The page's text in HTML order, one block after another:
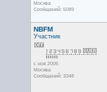
Москва
Сообщений: 5089
NBFM
Участник
с ноя 2005
Москва
Сообщений: 3348